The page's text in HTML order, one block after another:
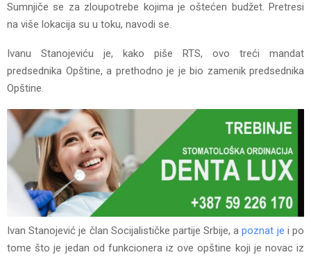
Sumnjiče se za zloupotrebe kojima je oštećen budžet. Pretresi
na više lokacija su u toku, navodi se.
Ivanu Stanojeviću je, kako piše RTS, ovo treći mandat
predsednika Opštine, a prethodno je je bio zamenik predsednika
Opštine.
Ivan Stanojević je član Socijalističke partije Srbije, apoznat je i po
tome što je jedan od funkcionera iz ove opštine koji je novac iz